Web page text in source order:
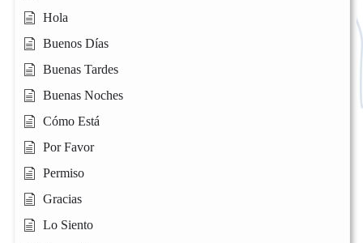
Hola
Buenos Días
Buenas Tardes
Buenas Noches
Cómo Está
Por Favor
Permiso
Gracias
Lo Siento